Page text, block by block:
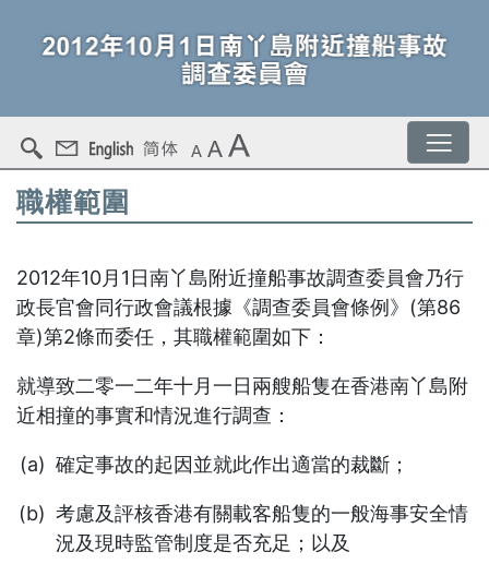
職權範圍
2012年10月1日南丫島附近撞船事故調查委員會乃行
政長官會同行政會議根據《調查委員會條例》(第86
章)第2條而委任，其職權範圍如下：
就導致二零一二年十月一日兩艘船隻在香港南丫島附
近相撞的事實和情況進行調查：
確定事故的起因並就此作出適當的裁斷；
考慮及評核香港有關載客船隻的一般海事安全情
況及現時監管制度是否充足；以及